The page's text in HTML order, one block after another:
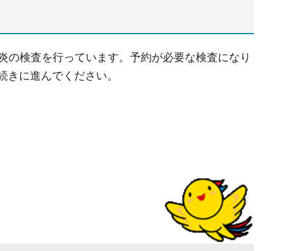
検査を行っています。予約が必要な検査になり
に進んでください。